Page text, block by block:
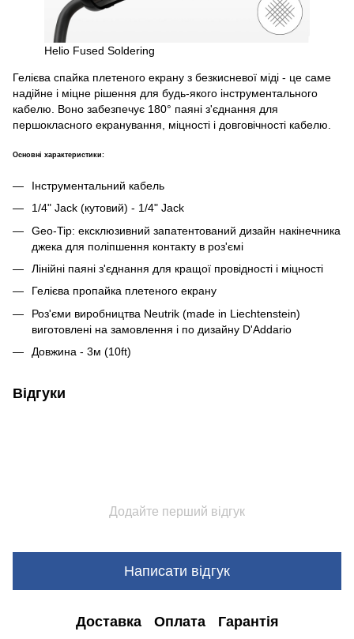
Helio Fused Soldering
Гелієва спайка плетеного екрану з безкисневої міді - це саме
надійне і міцне рішення для будь-якого інструментального
кабелю. Воно забезпечує 180° паяні з'єднання для
першокласного екранування, міцності і довговічності кабелю.
Основні характеристики:
Інструментальний кабель
1/4" Jack (кутовий) - 1/4" Jack
Geo-Tip: ексклюзивний запатентований дизайн накінечника
джека для поліпшення контакту в роз'ємі
Лінійні паяні з'єднання для кращої провідності і міцності
Гелієва пропайка плетеного екрану
Роз'єми виробництва Neutrik (made in Liechtenstein)
виготовлені на замовлення і по дизайну D'Addario
Довжина - 3м (10ft)
Відгуки
Додайте перший відгук
Написати відгук
Доставка Оплата Гарантія